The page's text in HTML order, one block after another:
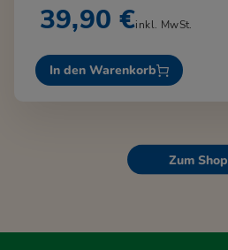
39,90 €inkl. MwSt.
In den Warenkorb
Zum Shop